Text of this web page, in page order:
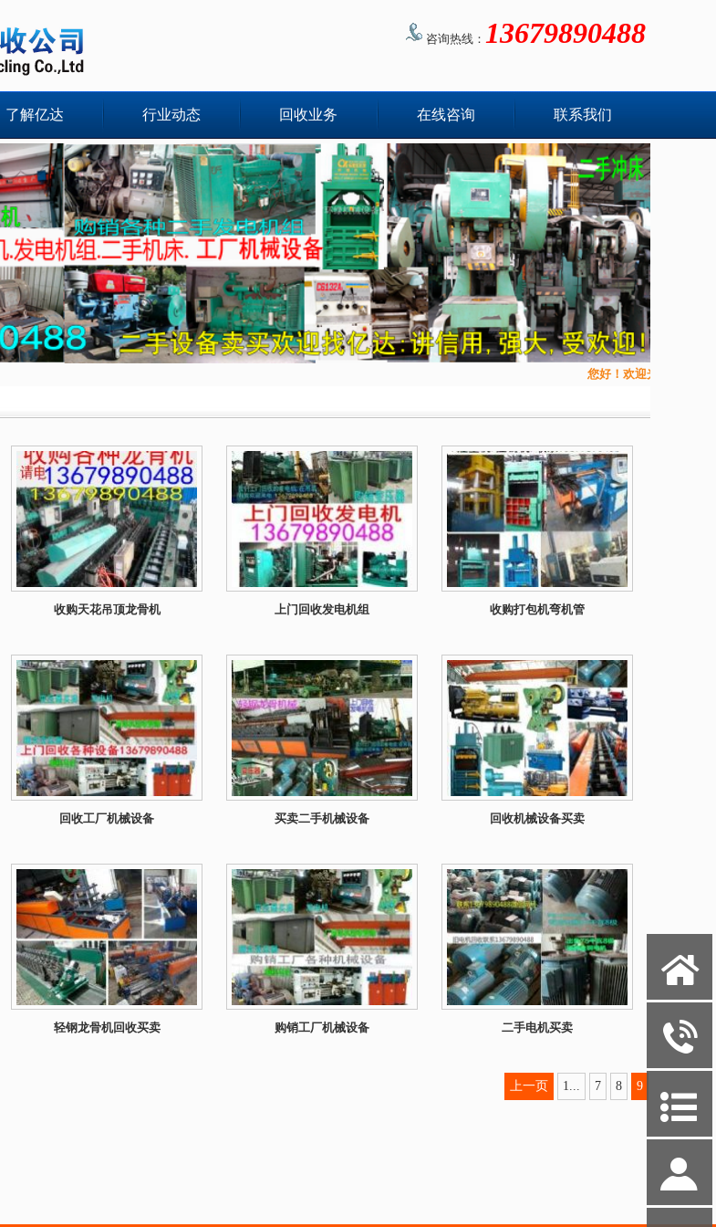
咨询热线： 13679890488
了解亿达 行业动态 回收业务 在线咨询 联系我们
您好！欢迎光临二手机
收购天花吊顶龙骨机 上门回收发电机组 收购打包机弯机管
回收工厂机械设备 买卖二手机械设备 回收机械设备买卖
轻钢龙骨机回收买卖 购销工厂机械设备 二手电机买卖
上一页 1... 7 8 9
X
y
P
S